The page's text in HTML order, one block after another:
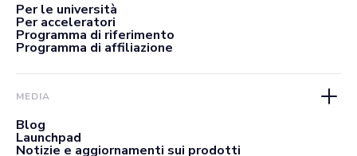
Per le università
Per acceleratori
Programma di riferimento
Programma di affiliazione
MEDIA
Blog
Launchpad
Notizie e aggiornamenti sui prodotti